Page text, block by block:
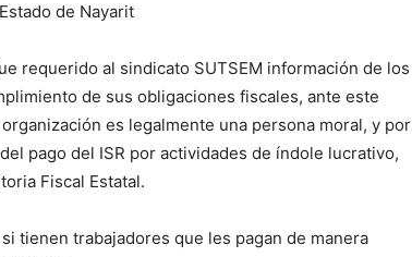
de Nayarit
requerido al sindicato SUTSEM información de los
de sus obligaciones fiscales, ante este
es legalmente una persona moral, y por
pago del ISR por actividades de índole lucrativo,
Fiscal Estatal.
tienen trabajadores que les pagan de manera